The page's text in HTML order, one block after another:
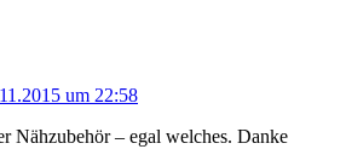
um 22:58
Nähzubehör – egal welches. Danke